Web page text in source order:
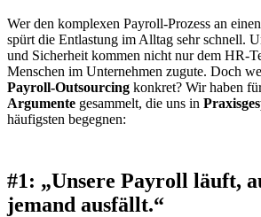
Wer den komplexen Payroll-Prozess an
spürt die Entlastung im Alltag sehr schnell.
und Sicherheit kommen nicht nur dem HR-
Menschen im Unternehmen zugute. Doch
Payroll-Outsourcing konkret? Wir haben
Argumente gesammelt, die uns in
häufigsten begegnen:
#1: „Unsere Payroll läuft,
jemand ausfällt.“